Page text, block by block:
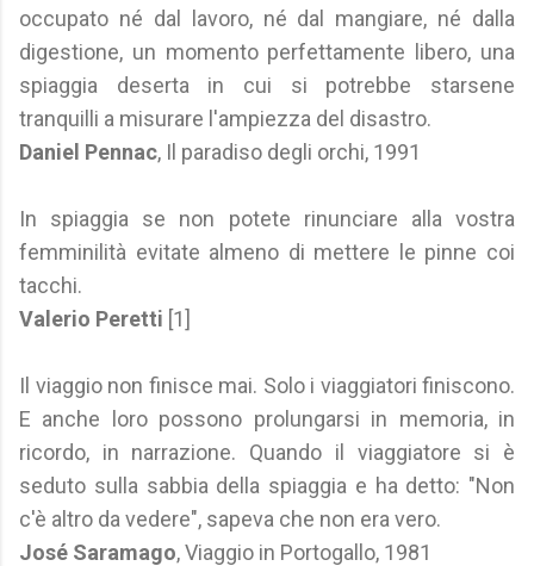
occupato né dal lavoro, né dal mangiare, né dalla
digestione, un momento perfettamente libero, una
spiaggia deserta in cui si potrebbe starsene
tranquilli a misurare l'ampiezza del disastro.
Daniel Pennac, Il paradiso degli orchi, 1991
In spiaggia se non potete rinunciare alla vostra
femminilità evitate almeno di mettere le pinne coi
tacchi.
Valerio Peretti [1]
Il viaggio non finisce mai. Solo i viaggiatori finiscono.
E anche loro possono prolungarsi in memoria, in
ricordo, in narrazione. Quando il viaggiatore si è
seduto sulla sabbia della spiaggia e ha detto: "Non
c'è altro da vedere", sapeva che non era vero.
José Saramago, Viaggio in Portogallo, 1981